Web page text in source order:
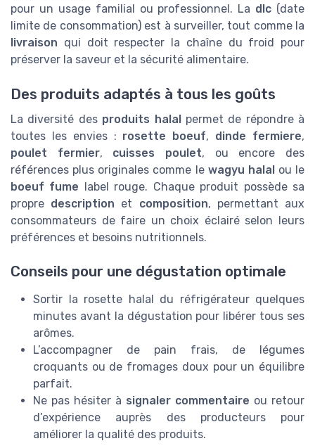
pour un usage familial ou professionnel. La dlc (date
limite de consommation) est à surveiller, tout comme la
livraison qui doit respecter la chaîne du froid pour
préserver la saveur et la sécurité alimentaire.
Des produits adaptés à tous les goûts
La diversité des produits halalpermet de répondre à
toutes les envies : rosette boeuf, dinde fermiere,
poulet fermier, cuisses poulet, ou encore des
références plus originales comme le wagyu halalou le
boeuf fume label rouge. Chaque produit possède sa
propre description et composition, permettant aux
consommateurs de faire un choix éclairé selon leurs
préférences et besoins nutritionnels.
Conseils pour une dégustation optimale
Sortir la rosette halal du réfrigérateur quelques
minutes avant la dégustation pour libérer tous ses
arômes.
L’accompagner de pain frais, de légumes
croquants ou de fromages doux pour un équilibre
parfait.
Ne pas hésiter à signaler commentaire ou retour
d’expérience auprès des producteurs pour
améliorer la qualité des produits.